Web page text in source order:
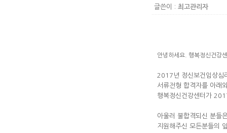
글쓴이 : 최고관리자
안녕하세요. 행복정신건강
2017년 정신보건임상심
서류전형 합격자를 아래
행복정신건강센터가
아울러 불합격되신 분들
지원해주신 모든분들의